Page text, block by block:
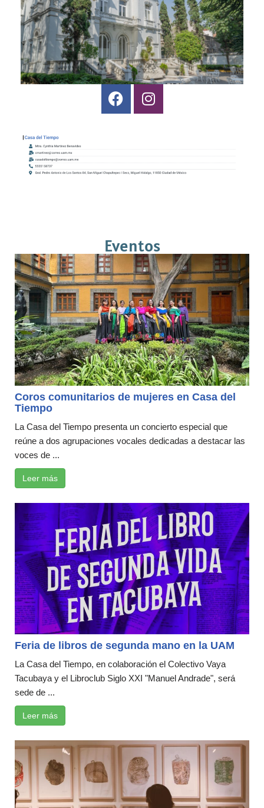
Eventos
Coros comunitarios de mujeres en Casa del
Tiempo
La Casa del Tiempo presenta un concierto especial que
reúne a dos agrupaciones vocales dedicadas a destacar las
voces de ...
Leer más
Feria de libros de segunda mano en la UAM
La Casa del Tiempo, en colaboración el Colectivo Vaya
Tacubaya y el Libroclub Siglo XXI "Manuel Andrade", será
sede de ...
Leer más